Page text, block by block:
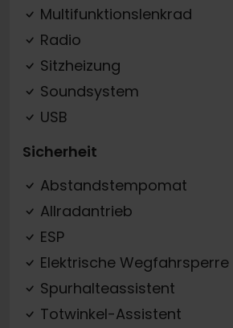
Multifunktionslenkrad
Radio
Sitzheizung
Soundsystem
USB
Sicherheit
Abstandstempomat
Allradantrieb
ESP
Elektrische Wegfahrsperre
Spurhalteassistent
Totwinkel-Assistent